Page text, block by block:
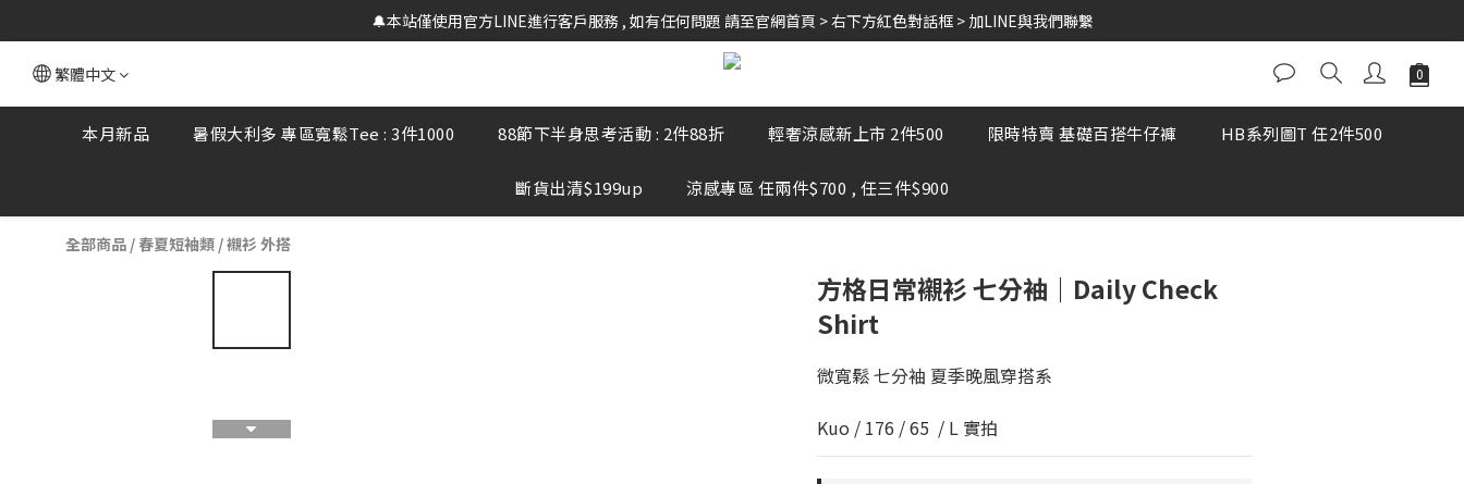
🚛全館 滿$999 超商免運 // 黑貓宅配 $2388 免運 // 新會員領$10購物金
🚛全館 滿$999 超商免運 // 黑貓宅配 $2388 免運 // 新會員領$10購物金
繁體中文
本月新品 暑假大利多 專區寬鬆Tee : 3件1000 88節下半身思考活動 : 2件88折 輕奢涼感新上市 2件500 限時特賣 基礎百搭牛仔褲 HB系列圖T 任2件500
斷貨出清$199up 涼感專區 任兩件$700 , 任三件$900
全部商品 / 春夏短袖類 /襯衫 外搭
方格日常襯衫 七分袖｜Daily Check
Shirt
微寬鬆 七分袖 夏季晚風穿搭系
Kuo / 176 / 65  / L 實拍